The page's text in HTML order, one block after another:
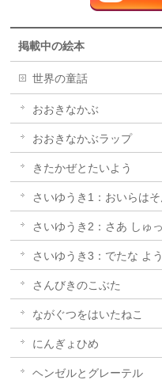
掲載中の絵本
世界の童話
おおきなかぶ
おおきなかぶラップ
きたかぜとたいよう
さいゆうき1：おいらはそ
さいゆうき2：さあ しゅ
さいゆうき3：でたな よ
さんびきのこぶた
ながぐつをはいたねこ
にんぎょひめ
ヘンゼルとグレーテル